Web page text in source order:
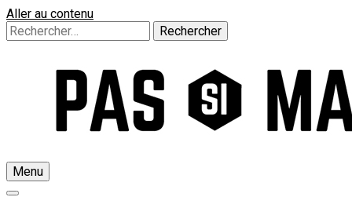
Aller au contenu
Rechercher :
Un guide pour l'homme moderne
Menu